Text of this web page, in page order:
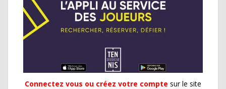
Connectez vous ou créez votre compte sur le site